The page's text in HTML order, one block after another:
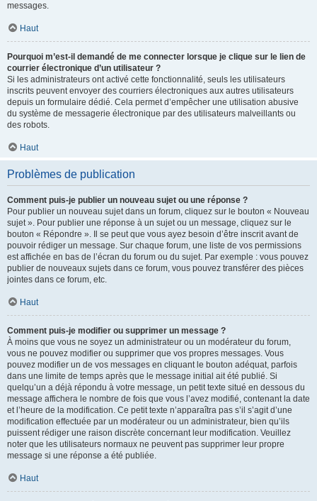
messages.
Haut
Pourquoi m’est-il demandé de me connecter lorsque je clique sur le lien de
courrier électronique d’un utilisateur ?
Si les administrateurs ont activé cette fonctionnalité, seuls les utilisateurs
inscrits peuvent envoyer des courriers électroniques aux autres utilisateurs
depuis un formulaire dédié. Cela permet d’empêcher une utilisation abusive
du système de messagerie électronique par des utilisateurs malveillants ou
des robots.
Haut
Problèmes de publication
Comment puis-je publier un nouveau sujet ou une réponse ?
Pour publier un nouveau sujet dans un forum, cliquez sur le bouton « Nouveau
sujet ». Pour publier une réponse à un sujet ou un message, cliquez sur le
bouton « Répondre ». Il se peut que vous ayez besoin d’être inscrit avant de
pouvoir rédiger un message. Sur chaque forum, une liste de vos permissions
est affichée en bas de l’écran du forum ou du sujet. Par exemple : vous pouvez
publier de nouveaux sujets dans ce forum, vous pouvez transférer des pièces
jointes dans ce forum, etc.
Haut
Comment puis-je modifier ou supprimer un message ?
À moins que vous ne soyez un administrateur ou un modérateur du forum,
vous ne pouvez modifier ou supprimer que vos propres messages. Vous
pouvez modifier un de vos messages en cliquant le bouton adéquat, parfois
dans une limite de temps après que le message initial ait été publié. Si
quelqu’un a déjà répondu à votre message, un petit texte situé en dessous du
message affichera le nombre de fois que vous l’avez modifié, contenant la date
et l’heure de la modification. Ce petit texte n’apparaîtra pas s’il s’agit d’une
modification effectuée par un modérateur ou un administrateur, bien qu’ils
puissent rédiger une raison discrète concernant leur modification. Veuillez
noter que les utilisateurs normaux ne peuvent pas supprimer leur propre
message si une réponse a été publiée.
Haut